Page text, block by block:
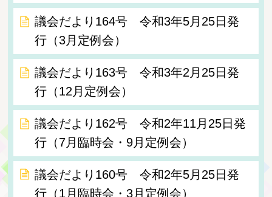
議会だより164号 令和3年5月25日発
行（3月定例会）
議会だより163号 令和3年2月25日発
行（12月定例会）
議会だより162号 令和2年11月25日発
行（7月臨時会・9月定例会）
議会だより160号 令和2年5月25日発
行（1月臨時会・3月定例会）